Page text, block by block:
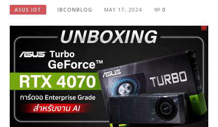
ASUS IOT IBCONBLOG MAY 17, 2024 0